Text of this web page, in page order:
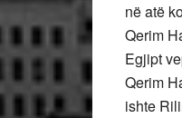
në atë
Qerim
Egjipt
Qerim
ishte